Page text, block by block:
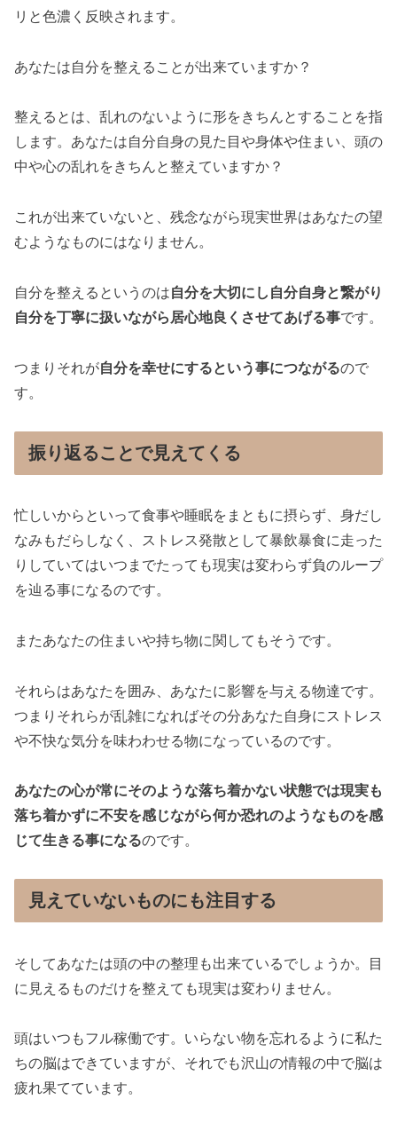
リと色濃く反映されます。
あなたは自分を整えることが出来ていますか？
整えるとは、乱れのないように形をきちんとすることを指
します。あなたは自分自身の見た目や身体や住まい、頭の
中や心の乱れをきちんと整えていますか？
これが出来ていないと、残念ながら現実世界はあなたの望
むようなものにはなりません。
自分を整えるというのは自分を大切にし自分自身と繋がり
自分を丁寧に扱いながら居心地良くさせてあげる事です。
つまりそれが自分を幸せにするという事につながるので
す。
振り返ることで見えてくる
忙しいからといって食事や睡眠をまともに摂らず、身だし
なみもだらしなく、ストレス発散として暴飲暴食に走った
りしていてはいつまでたっても現実は変わらず負のループ
を辿る事になるのです。
またあなたの住まいや持ち物に関してもそうです。
それらはあなたを囲み、あなたに影響を与える物達です。
つまりそれらが乱雑になればその分あなた自身にストレス
や不快な気分を味わわせる物になっているのです。
あなたの心が常にそのような落ち着かない状態では現実も
落ち着かずに不安を感じながら何か恐れのようなものを感
じて生きる事になるのです。
見えていないものにも注目する
そしてあなたは頭の中の整理も出来ているでしょうか。目
に見えるものだけを整えても現実は変わりません。
頭はいつもフル稼働です。いらない物を忘れるように私た
ちの脳はできていますが、それでも沢山の情報の中で脳は
疲れ果てています。